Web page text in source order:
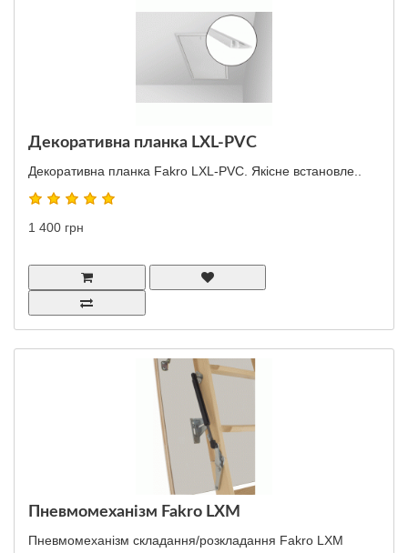
Декоративна планка LXL-PVC
Декоративна планка Fakro LXL-PVC. Якісне встановле..
1 400 грн
Пневмомеханізм Fakro LXM
Пневмомеханізм складання/розкладання Fakro LXM